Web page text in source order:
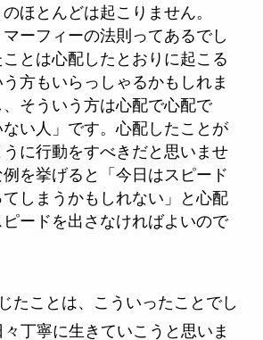
ほとんどは起こりません。
マーフィーの法則ってあるでし
ことは心配したとおりに起こる
方もいらっしゃるかもしれま
そういう方は心配で心配で
ない人」です。心配したことが
に行動をすべきだと思いませ
を挙げると「今日はスピード
しまうかもしれない」と心配
ードを出さなければよいので
たことは、こういったことでし
丁寧に生きていこうと思いま